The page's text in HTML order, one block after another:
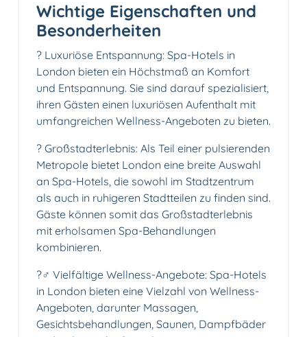
Wichtige Eigenschaften und
Besonderheiten
? Luxuriöse Entspannung: Spa-Hotels in
London bieten ein Höchstmaß an Komfort
und Entspannung. Sie sind darauf spezialisiert,
ihren Gästen einen luxuriösen Aufenthalt mit
umfangreichen Wellness-Angeboten zu bieten.
? Großstadterlebnis: Als Teil einer pulsierenden
Metropole bietet London eine breite Auswahl
an Spa-Hotels, die sowohl im Stadtzentrum
als auch in ruhigeren Stadtteilen zu finden sind.
Gäste können somit das Großstadterlebnis
mit erholsamen Spa-Behandlungen
kombinieren.
?‍♂️ Vielfältige Wellness-Angebote: Spa-Hotels
in London bieten eine Vielzahl von Wellness-
Angeboten, darunter Massagen,
Gesichtsbehandlungen, Saunen, Dampfbäder